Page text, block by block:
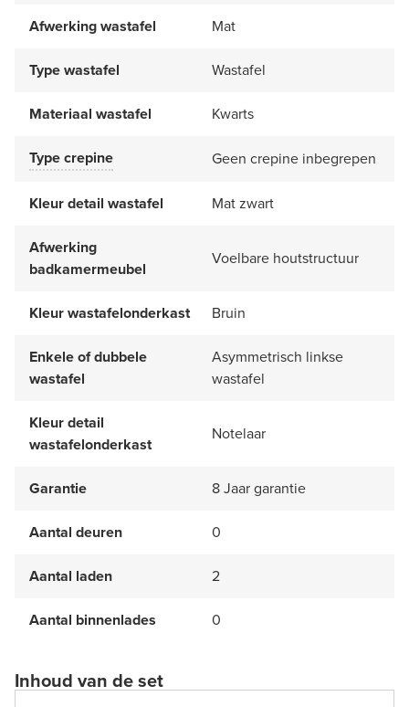
Afwerking wastafel Mat
Type wastafel Wastafel
Materiaal wastafel Kwarts
Type crepine Geen crepine inbegrepen
Kleur detail wastafel Mat zwart
Afwerking
badkamermeubel
Voelbare houtstructuur
Kleur wastafelonderkast Bruin
Enkele of dubbele
wastafel
Asymmetrisch linkse
wastafel
Kleur detail
wastafelonderkast
Notelaar
Garantie 8 Jaar garantie
Aantal deuren 0
Aantal laden 2
Aantal binnenlades 0
Inhoud van de set